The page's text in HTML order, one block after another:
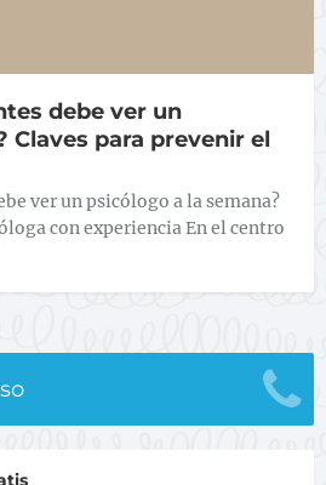
debe ver un
Claves para prevenir el
ver un psicólogo a la semana?
con experiencia En el centro